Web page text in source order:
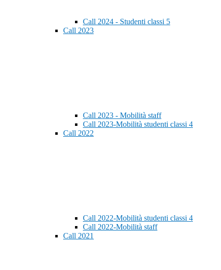
Call 2024 - Studenti classi 5
Call 2023
Call 2023 - Mobilità staff
Call 2023-Mobilità studenti classi 4
Call 2022
Call 2022-Mobilità studenti classi 4
Call 2022-Mobilità staff
Call 2021